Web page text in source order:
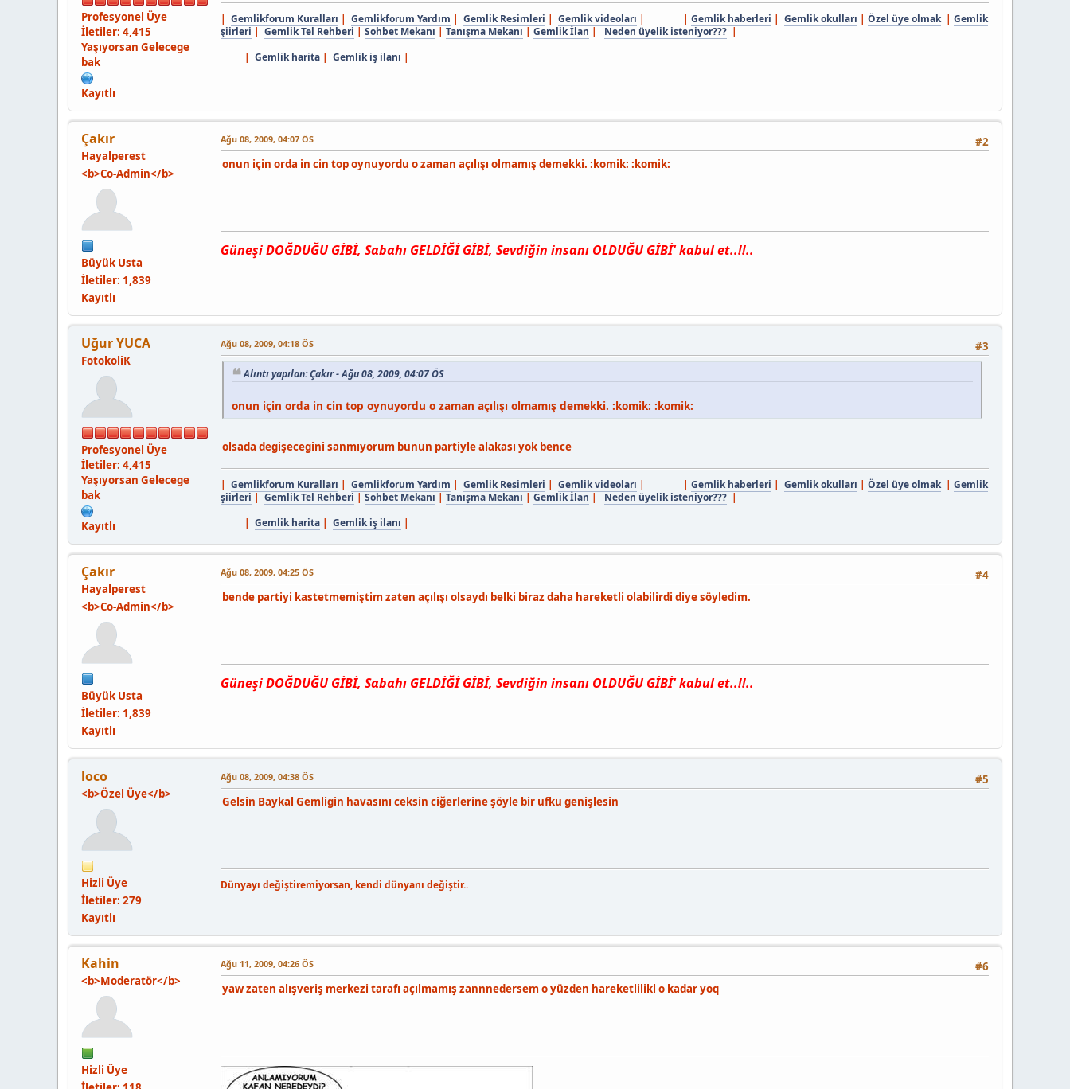
Profesyonel Üye
İletiler: 4,415
Yaşıyorsan Gelecege
bak
Kayıtlı
| Gemlikforum Kuralları | Gemlikforum Yardım | Gemlik Resimleri | Gemlik videoları | | Gemlik haberleri | Gemlik okulları | Özel üye olmak| Gemlik
şiirleri | Gemlik Tel Rehberi | Sohbet Mekanı | Tanışma Mekanı | Gemlik İlan | Neden üyelik isteniyor??? |
| Gemlik harita | Gemlik iş ilanı |
Çakır
Hayalperest
<b>Co-Admin</b>
Büyük Usta
İletiler: 1,839
Kayıtlı
#2
Ağu 08, 2009, 04:07 ÖS
onun için orda in cin top oynuyordu o zaman açılışı olmamış demekki. :komik: :komik:
Güneşi DOĞDUĞU GİBİ, Sαbαhı GELDİĞİ GİBİ, Sevdiğin insαnı OLDUĞU GİBİ' kαbul et..!!..
Uğur YUCA
FotokoliK
Profesyonel Üye
İletiler: 4,415
Yaşıyorsan Gelecege
bak
Kayıtlı
#3
Ağu 08, 2009, 04:18 ÖS
Alıntı yapılan: Çakır - Ağu 08, 2009, 04:07 ÖS
onun için orda in cin top oynuyordu o zaman açılışı olmamış demekki. :komik: :komik:
olsada degişecegini sanmıyorum bunun partiyle alakası yok bence
| Gemlikforum Kuralları | Gemlikforum Yardım | Gemlik Resimleri | Gemlik videoları | | Gemlik haberleri | Gemlik okulları | Özel üye olmak| Gemlik
şiirleri | Gemlik Tel Rehberi | Sohbet Mekanı | Tanışma Mekanı | Gemlik İlan | Neden üyelik isteniyor??? |
| Gemlik harita | Gemlik iş ilanı |
Çakır
Hayalperest
<b>Co-Admin</b>
Büyük Usta
İletiler: 1,839
Kayıtlı
#4
Ağu 08, 2009, 04:25 ÖS
bende partiyi kastetmemiştim zaten açılışı olsaydı belki biraz daha hareketli olabilirdi diye söyledim.
Güneşi DOĞDUĞU GİBİ, Sαbαhı GELDİĞİ GİBİ, Sevdiğin insαnı OLDUĞU GİBİ' kαbul et..!!..
loco
<b>Özel Üye</b>
Hizli Üye
İletiler: 279
Kayıtlı
#5
Ağu 08, 2009, 04:38 ÖS
Gelsin Baykal Gemligin havasını ceksin ciğerlerine şöyle bir ufku genişlesin
Dünyayı değiştiremiyorsan, kendi dünyanı değiştir..
Kahin
<b>Moderatör</b>
Hizli Üye
#6
Ağu 11, 2009, 04:26 ÖS
yaw zaten alışveriş merkezi tarafı açılmamış zannnedersem o yüzden hareketlilikl o kadar yoq